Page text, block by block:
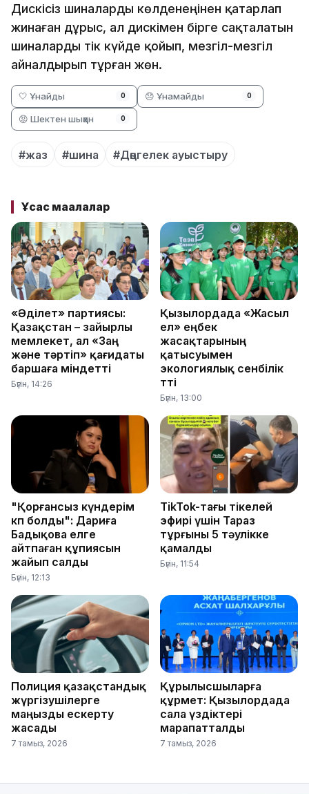
Дискісіз шиналарды көлденеңінен қатарлап
жинаған дұрыс, ал дискімен бірге сақталатын
шиналарды тік күйде қойып, мезгіл-мезгіл
айналдырып тұрған жөн.
🤍 Ұнайды 0 😞 Ұнамайды 0
😡 Шектен шыққан 0
#жаз #шина #Дөңгелек ауыстыру
Ұқсас мақалалар
«Әділет» партиясы:
Қазақстан – зайырлы
мемлекет, ал «Заң
және тәртіп» қағидаты
баршаға міндетті
Бүгін, 14:26
Қызылордада «Жасыл
ел» еңбек
жасақтарының
қатысуымен
экологиялық сенбілік
өтті
Бүгін, 13:00
"Қорғансыз күндерім
көп болды": Дариға
Бадықова елге
айтпаған құпиясын
жайып салды
Бүгін, 12:13
TikTok-тағы тікелей
эфирі үшін Тараз
тұрғыны 5 тәулікке
қамалды
Бүгін, 11:54
Полиция қазақстандық
жүргізушілерге
маңызды ескерту
жасады
7 тамыз, 2026
Құрылысшыларға
құрмет: Қызылордада
сала үздіктері
марапатталды
7 тамыз, 2026